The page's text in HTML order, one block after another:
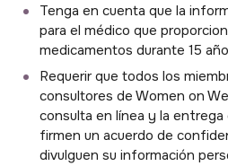
Tenga en cuenta que la
para el médico que
medicamentos durante 15
Requerir que todos los
consultores de Women on
consulta en línea y la
firmen un acuerdo de
divulguen su información